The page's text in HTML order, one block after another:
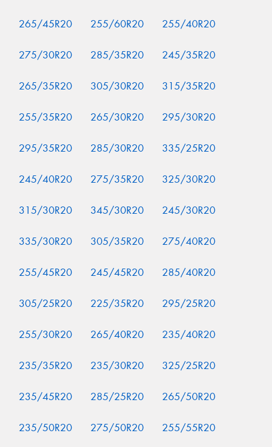
265/45R20 255/60R20 255/40R20
275/30R20 285/35R20 245/35R20
265/35R20 305/30R20 315/35R20
255/35R20 265/30R20 295/30R20
295/35R20 285/30R20 335/25R20
245/40R20 275/35R20 325/30R20
315/30R20 345/30R20 245/30R20
335/30R20 305/35R20 275/40R20
255/45R20 245/45R20 285/40R20
305/25R20 225/35R20 295/25R20
255/30R20 265/40R20 235/40R20
235/35R20 235/30R20 325/25R20
235/45R20 285/25R20 265/50R20
235/50R20 275/50R20 255/55R20